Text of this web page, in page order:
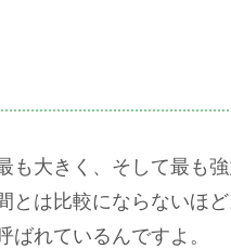
も大きく、そして最も
とは比較にならないほ
れているんですよ。